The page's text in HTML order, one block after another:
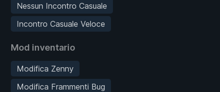
Nessun Incontro Casuale
Incontro Casuale Veloce
Mod inventario
Modifica Zenny
Modifica Frammenti Bug